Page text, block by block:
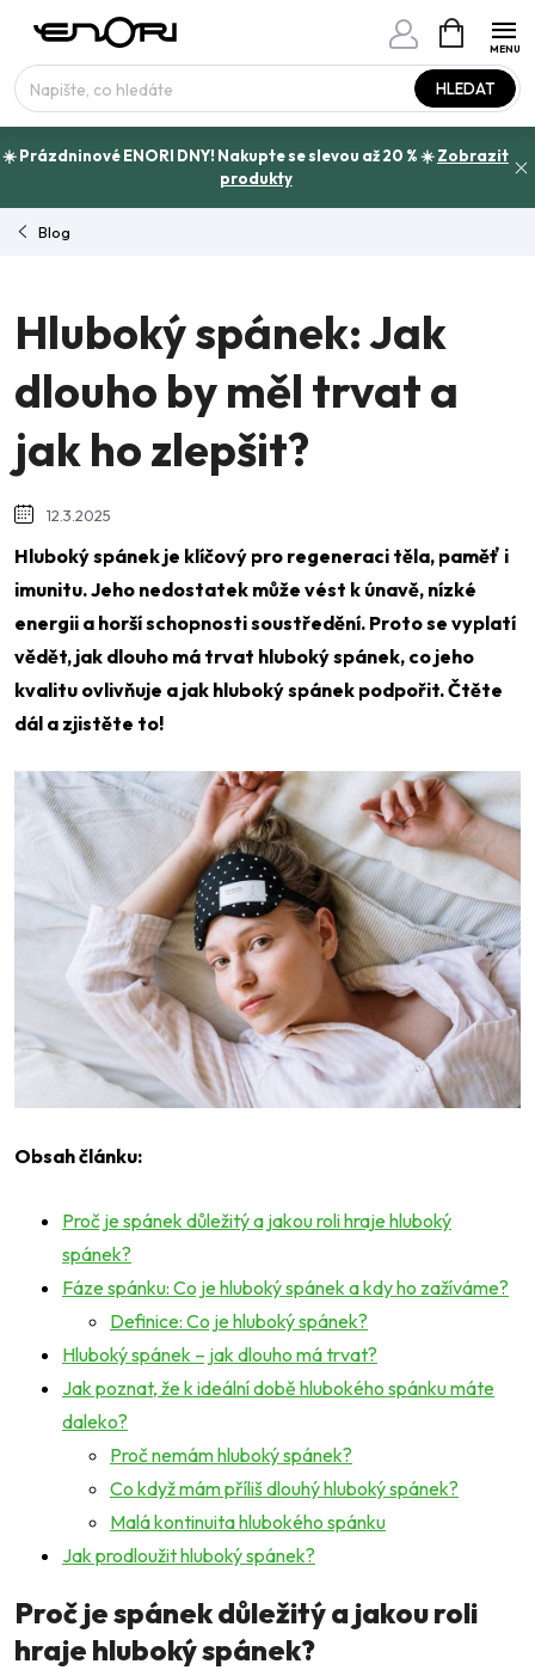
obsah
HLEDAT
KOŠÍK
☀️ Prázdninové ENORI DNY! Nakupte se slevou až 20 % ☀️Zobrazit
produkty
Blog
Hluboký spánek: Jak
dlouho by měl trvat a
jak ho zlepšit?
12.3.2025
Hluboký spánek je klíčový pro regeneraci těla, paměť i
imunitu. Jeho nedostatek může vést k únavě, nízké
energii a horší schopnosti soustředění. Proto se vyplatí
vědět, jak dlouho má trvat hluboký spánek, co jeho
kvalitu ovlivňuje a jak hluboký spánek podpořit. Čtěte
dál a zjistěte to!
Obsah článku:
Proč je spánek důležitý a jakou roli hraje hluboký
spánek?
Fáze spánku: Co je hluboký spánek a kdy ho zažíváme?
Definice: Co je hluboký spánek?
Hluboký spánek – jak dlouho má trvat?
Jak poznat, že k ideální době hlubokého spánku máte
daleko?
Proč nemám hluboký spánek?
Co když mám příliš dlouhý hluboký spánek?
Malá kontinuita hlubokého spánku
Jak prodloužit hluboký spánek?
Proč je spánek důležitý a jakou roli
hraje hluboký spánek?
www.enori.cz - Chat